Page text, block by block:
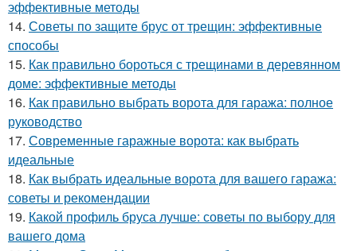
эффективные методы
14. Советы по защите брус от трещин: эффективные
способы
15. Как правильно бороться с трещинами в деревянном
доме: эффективные методы
16. Как правильно выбрать ворота для гаража: полное
руководство
17. Современные гаражные ворота: как выбрать
идеальные
18. Как выбрать идеальные ворота для вашего гаража:
советы и рекомендации
19. Какой профиль бруса лучше: советы по выбору для
вашего дома